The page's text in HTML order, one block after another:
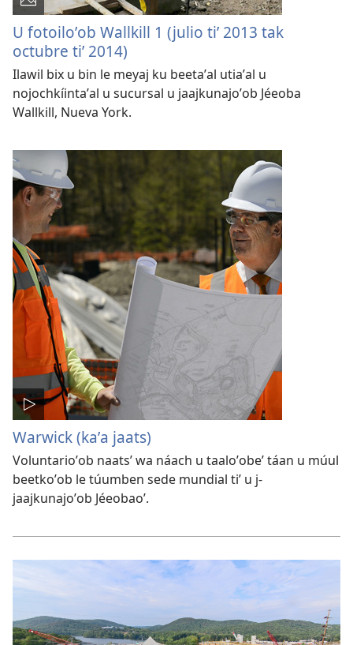
U fotoiloʼob Wallkill 1 (julio tiʼ 2013 tak
octubre tiʼ 2014)
Ilawil bix u bin le meyaj ku beetaʼal utiaʼal u
nojochkíintaʼal u sucursal u jaajkunajoʼob Jéeoba
Wallkill, Nueva York.
Warwick (kaʼa jaats)
Voluntarioʼob naatsʼ wa náach u taaloʼobeʼ táan u múul
beetkoʼob le túumben sede mundial tiʼ u j-
jaajkunajoʼob Jéeobaoʼ.